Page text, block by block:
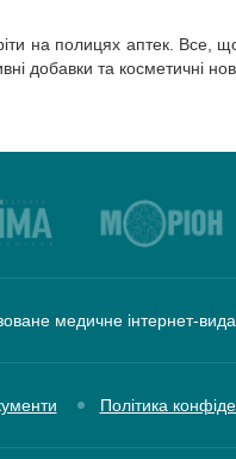
на полицях аптек. Все,
добавки та косметичні
медичне інтернет-
Політика